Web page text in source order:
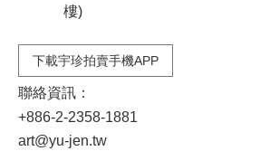
樓)
下載宇珍拍賣手機APP
聯絡資訊：
+886-2-2358-1881
art@yu-jen.tw